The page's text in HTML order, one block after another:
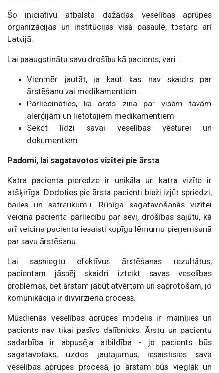
Šo iniciatīvu atbalsta dažādas veselības aprūpes
organizācijas un institūcijas visā pasaulē, tostarp arī
Latvijā.
Lai paaugstinātu savu drošību kā pacients, vari:
Vienmēr jautāt, ja kaut kas nav skaidrs par
ārstēšanu vai medikamentiem.
Pārliecināties, ka ārsts zina par visām tavām
alerģijām un lietotajiem medikamentiem.
Sekot līdzi savai veselības vēsturei un
dokumentiem.
Padomi, lai sagatavotos vizītei pie ārsta
Katra pacienta pieredze ir unikāla un katra vizīte ir
atšķirīga. Dodoties pie ārsta pacienti bieži izjūt spriedzi,
bailes un satraukumu. Rūpīga sagatavošanās vizītei
veicina pacienta pārliecību par sevi, drošības sajūtu, kā
arī veicina pacienta iesaisti kopīgu lēmumu pieņemšanā
par savu ārstēšanu.
Lai sasniegtu efektīvus ārstēšanas rezultātus,
pacientam jāspēj skaidri izteikt savas veselības
problēmas, bet ārstam jābūt atvērtam un saprotošam, jo
komunikācija ir divvirziena process.
Mūsdienās veselības aprūpes modelis ir mainījies un
pacients nav tikai pasīvs dalībnieks. Ārstu un pacientu
sadarbība ir abpusēja atbildība - jo pacients būs
sagatavotāks, uzdos jautājumus, iesaistīsies savā
veselības aprūpes procesā, jo ārstam būs vieglāk un